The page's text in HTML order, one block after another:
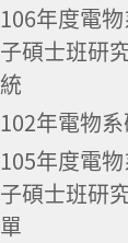
106年度電
子碩士班研
統
102年電物
105年度電
子碩士班研
單